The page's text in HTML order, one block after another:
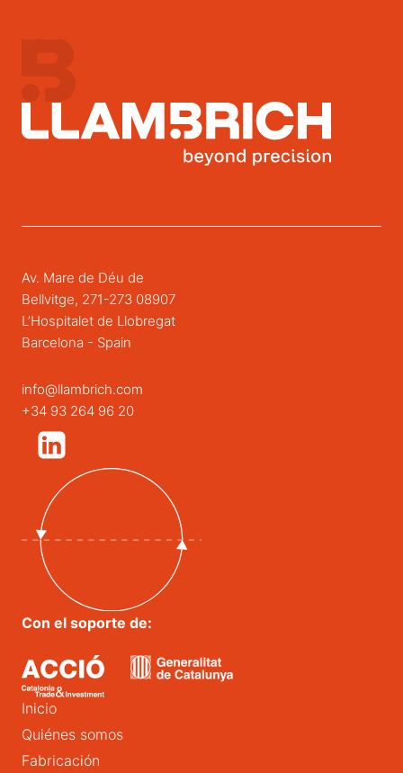
Av. Mare de Déu de
Bellvitge, 271-273 08907
L’Hospitalet de Llobregat
Barcelona - Spain
info@llambrich.com
+34 93 264 96 20
Con el soporte de:
Inicio
Quiénes somos
Fabricación